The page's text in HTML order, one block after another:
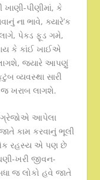
પીણીમાં, કે
ના ભાવે, ક્યારે’ક
પેક્ડ ફૂડ ગમે,
કે કાંઈ ખાઈએ
લાગશે, જયારે આપણું
વ્યવસ્થા સારી
ખરાબ લાગશે.
આપેલા
કામ કરવાનું ભૂલી
રહસ્ય એ પણ છે
ખરી જીવન-
જ લોકો હવે જાતે